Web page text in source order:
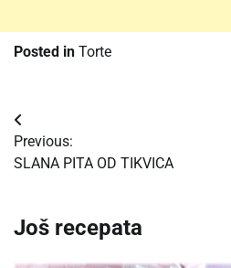
Posted in Torte
Post
navigation
Previous:
SLANA PITA OD TIKVICA
Još recepata